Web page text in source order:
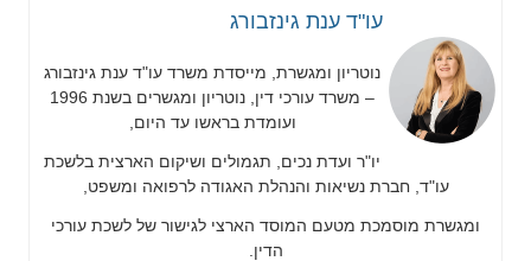
עו"ד ענת גינזבורג
נוטריון ומגשרת, מייסדת משרד עו"ד ענת גינזבורג
– משרד עורכי דין, נוטריון ומגשרים בשנת 1996
ועומדת בראשו עד היום,
יו"ר ועדת נכים, תגמולים ושיקום הארצית בלשכת
עו"ד, חברת נשיאות והנהלת האגודה לרפואה ומשפט,
ומגשרת מוסמכת מטעם המוסד הארצי לגישור של לשכת עורכי
הדין.